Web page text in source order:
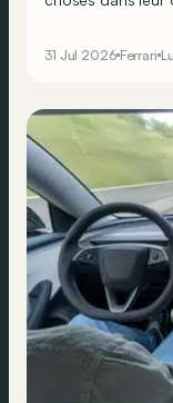
31 Jul 2026 Ferrari